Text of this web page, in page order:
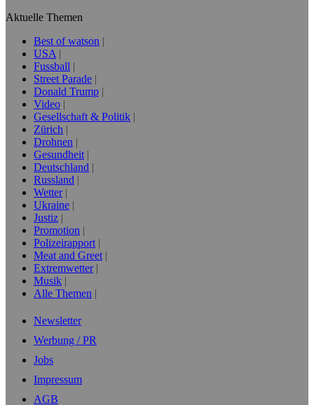
Aktuelle Themen
Best of watson
USA
Fussball
Street Parade
Donald Trump
Video
Gesellschaft & Politik
Zürich
Drohnen
Gesundheit
Deutschland
Russland
Wetter
Ukraine
Justiz
Promotion
Polizeirapport
Meat and Greet
Extremwetter
Musik
Alle Themen
Newsletter
Werbung / PR
Jobs
Impressum
AGB